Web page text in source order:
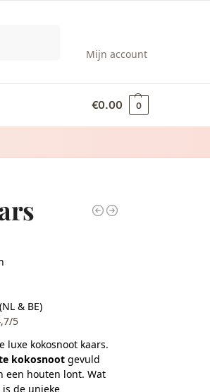
Mijn account
€0.00 0
& BE)
5
luxe kokosnoot kaars.
kokosnoot gevuld
een houten lont. Wat
de unieke